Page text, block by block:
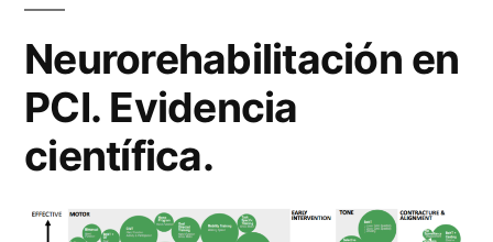
Neurorehabilitación en
PCI. Evidencia
científica.